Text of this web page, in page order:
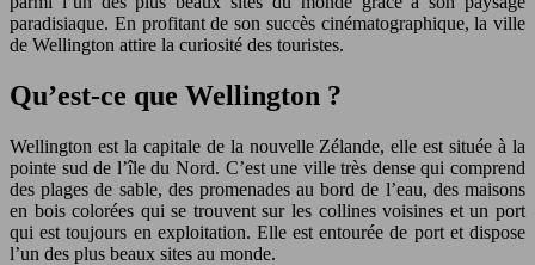
paradisiaque. En profitant de son succès cinématographique, la ville
de Wellington attire la curiosité des touristes.
Qu’est-ce que Wellington ?
Wellington est la capitale de la nouvelle Zélande, elle est située à la
pointe sud de l’île du Nord. C’est une ville très dense qui comprend
des plages de sable, des promenades au bord de l’eau, des maisons
en bois colorées qui se trouvent sur les collines voisines et un port
qui est toujours en exploitation. Elle est entourée de port et dispose
l’un des plus beaux sites au monde.